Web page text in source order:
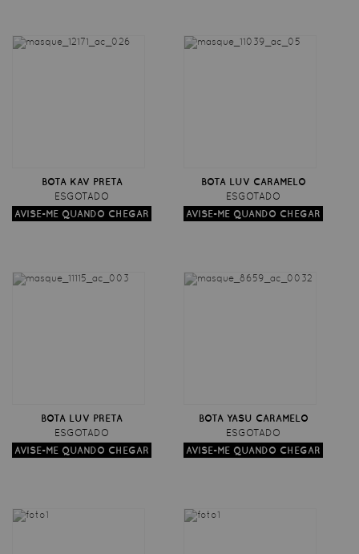
BOTA KAV PRETA
ESGOTADO
BOTA LUV CARAMELO
ESGOTADO
BOTA LUV PRETA
ESGOTADO
BOTA YASU CARAMELO
ESGOTADO